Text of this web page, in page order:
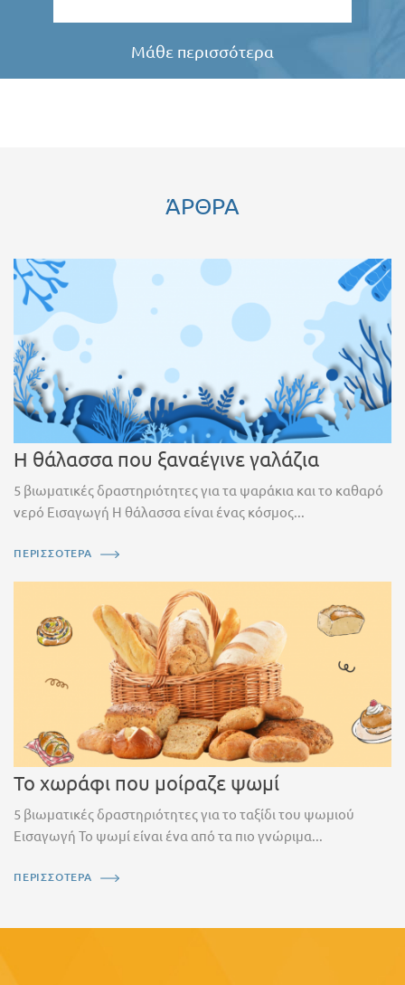
Μάθε περισσότερα
ΆΡΘΡΑ
Η θάλασσα που ξαναέγινε γαλάζια
5 βιωματικές δραστηριότητες για τα ψαράκια και το καθαρό
νερό Εισαγωγή Η θάλασσα είναι ένας κόσμος...
ΠΕΡΙΣΣΟΤΕΡΑ
Το χωράφι που μοίραζε ψωμί
5 βιωματικές δραστηριότητες για το ταξίδι του ψωμιού
Εισαγωγή Το ψωμί είναι ένα από τα πιο γνώριμα...
ΠΕΡΙΣΣΟΤΕΡΑ